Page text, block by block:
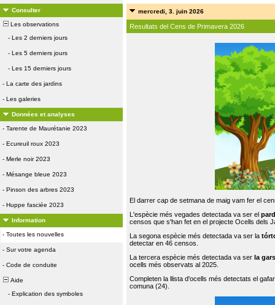
Consulter
Les observations
- Les 2 derniers jours
- Les 5 derniers jours
- Les 15 derniers jours
- La carte des jardins
- Les galeries
Données et analyses
- Tarente de Maurétanie 2023
- Ecureuil roux 2023
- Merle noir 2023
- Mésange bleue 2023
- Pinson des arbres 2023
- Huppe fasciée 2023
Information
- Toutes les nouvelles
- Sur votre agenda
- Code de conduite
Aide
- Explication des symboles
mercredi, 3. juin 2026
Resultats del Cens de Primavera 2026
El darrer cap de setmana de maig vam fer el
L'espècie més vegades detectada va ser el
censos que s'han fet en el projecte Ocells dels
La segona espècie més detectada va ser la
detectar en 46 censos.
La tercera espècie més detectada va ser la
ocells més observats al 2025.
Completen la llista d'ocells més detectats el
comuna (24).